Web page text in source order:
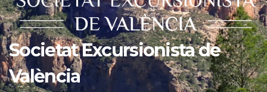
Societat Excursionista de
València